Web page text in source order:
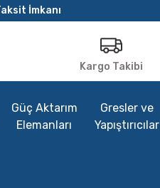
İmkanı
Kargo Takibi
Güç Aktarım
Elemanları
Gresler ve
Yapıştırıcılar